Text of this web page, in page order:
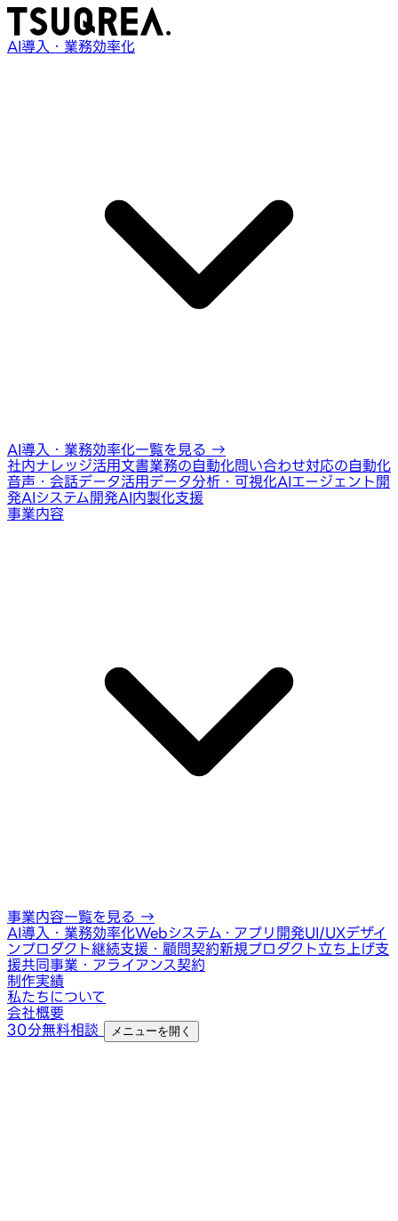
AI導入・業務効率化
AI導入・業務効率化一覧を見る →
社内ナレッジ活用文書業務の自動化問い合わせ対応の自動化
音声・会話データ活用データ分析・可視化AIエージェント開
発AIシステム開発AI内製化支援
事業内容
事業内容一覧を見る →
AI導入・業務効率化Webシステム・アプリ開発UI/UXデザイ
ンプロダクト継続支援・顧問契約新規プロダクト立ち上げ支
援共同事業・アライアンス契約
制作実績
私たちについて
会社概要
30分無料相談
メニューを開く